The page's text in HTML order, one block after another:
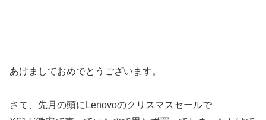
あけましておめでとうございます。
さて、先月の頭にLenovoのクリスマスセールで